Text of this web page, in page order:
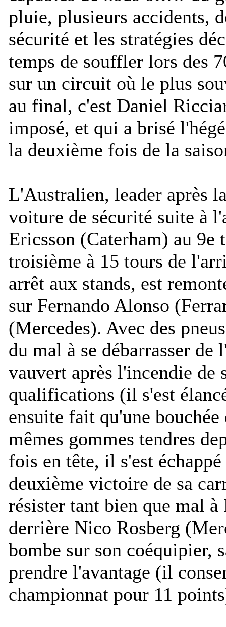
pluie, plusieurs accidents,
sécurité et les stratégies
temps de souffler lors des
sur un circuit où le plus
au final, c'est Daniel
imposé, et qui a brisé
la deuxième fois de la
L'Australien, leader après
voiture de sécurité suite à
Ericsson (Caterham) au 9e
troisième à 15 tours de
arrêt aux stands, est
sur Fernando Alonso
(Mercedes). Avec des
du mal à se débarrasser
vauvert après l'incendie de
qualifications (il s'est
ensuite fait qu'une
mêmes gommes tendres
fois en tête, il s'est
deuxième victoire de sa
résister tant bien que mal
derrière Nico Rosberg
bombe sur son coéquipier,
prendre l'avantage (il
championnat pour 11